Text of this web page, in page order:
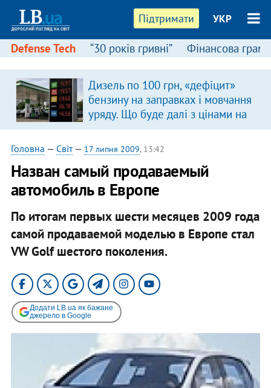
Підтримати УКР
Defense Tech “30 років гривні” Фінансова
Дизель по 100 грн, «дефіцит»
бензину на заправках і мовчання
уряду. Що буде далі з цінами на
пальне?
Головна — Світ— 17 липня 2009, 13:42
Назван самый продаваемый
автомобиль в Европе
По итогам первых шести месяцев 2009 года
самой продаваемой моделью в Европе стал
VW Golf шестого поколения.
Додати LB.ua як бажане
джерело в Google